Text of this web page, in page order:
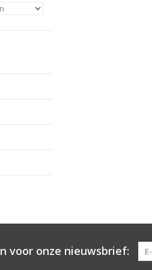
voor onze nieuwsbrief: